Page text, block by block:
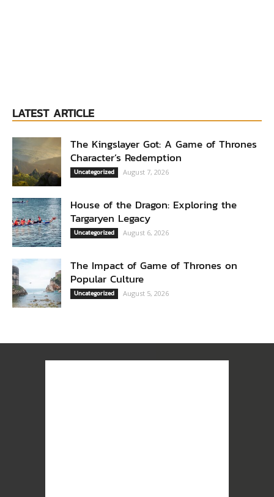
LATEST ARTICLE
The Kingslayer Got: A Game of Thrones
Character’s Redemption
Uncategorized August 7, 2026
House of the Dragon: Exploring the
Targaryen Legacy
Uncategorized August 6, 2026
The Impact of Game of Thrones on
Popular Culture
Uncategorized August 5, 2026